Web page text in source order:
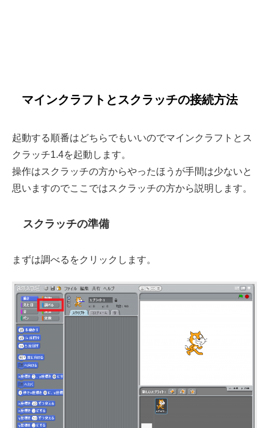
マインクラフトとスクラッチの接続方法
起動する順番はどちらでもいいのでマインクラフトとス
クラッチ1.4を起動します。
操作はスクラッチの方からやったほうが手間は少ないと
思いますのでここではスクラッチの方から説明します。
スクラッチの準備
まずは調べるをクリックします。